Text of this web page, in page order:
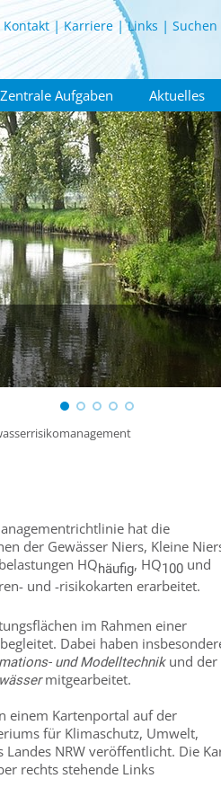
Kontakt Karriere Links Suchen
Zentrale Aufgaben Aktuelles
hat die
der Gewässer Niers, Kleine
HQhäufig, HQ100 und
und -risikokarten erarbeitet.
im Rahmen einer
Dabei haben
und Modelltechnikund der
mitgearbeitet.
einem Kartenportal auf der
für Klimaschutz, Umwelt,
NRW veröffentlicht. Die
rechts stehende Links